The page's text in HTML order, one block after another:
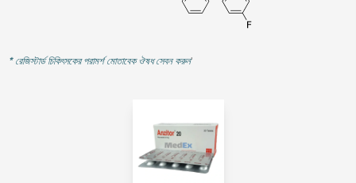
* রেজিস্টার্ড চিকিৎসকের পরামর্শ মোতাবেক ঔষধ সেবন করুন'